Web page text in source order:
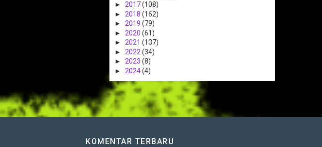
► 2017(108)
► 2018 (162)
► 2019 (79)
► 2020 (61)
► 2021 (137)
► 2022 (34)
► 2023 (8)
► 2024(4)
KOMENTAR TERBARU